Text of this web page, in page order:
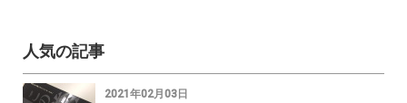
人気の記事
2021年02月03日